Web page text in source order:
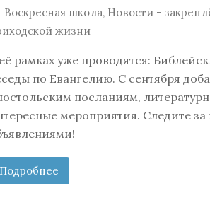
Воскресная школа, Новости -
жизни
рамках уже проводятся:
по Евангелию. С сентября
посланиям,
мероприятия. Следите
Подробнее